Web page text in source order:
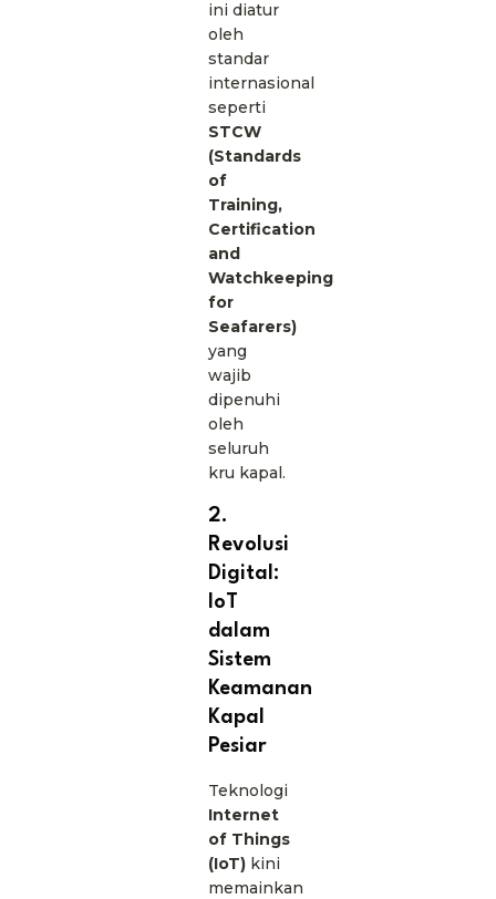
ini diatur
oleh
standar
internasional
seperti
STCW
(Standards
of
Training,
Certification
and
Watchkeeping
for
Seafarers)
yang
wajib
dipenuhi
oleh
seluruh
kru kapal.
2.
Revolusi
Digital:
IoT
dalam
Sistem
Keamanan
Kapal
Pesiar
Teknologi
Internet
of Things
(IoT) kini
memainkan